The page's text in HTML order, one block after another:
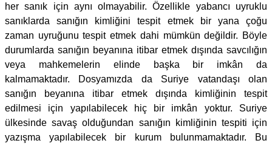
her sanık için aynı olmayabilir. Özellikle yabancı uyruklu
sanıklarda sanığın kimliğini tespit etmek bir yana çoğu
zaman uyruğunu tespit etmek dahi mümkün değildir. Böyle
durumlarda sanığın beyanına itibar etmek dışında savcılığın
veya mahkemelerin elinde başka bir imkân da
kalmamaktadır. Dosyamızda da Suriye vatandaşı olan
sanığın beyanına itibar etmek dışında kimliğinin tespit
edilmesi için yapılabilecek hiç bir imkân yoktur. Suriye
ülkesinde savaş olduğundan sanığın kimliğinin tespiti için
yazışma yapılabilecek bir kurum bulunmamaktadır. Bu